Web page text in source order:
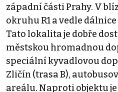
západní části Prahy. V
okruhu R1 a vedle
Tato lokalita je dobře
městskou hromadnou
speciální kyvadlovou
Zličín (trasa B),
areálu. Naproti objektu